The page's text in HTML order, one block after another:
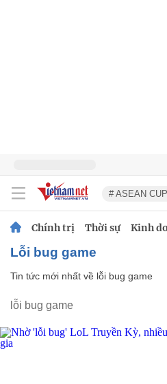
# ASEAN
Chính trị Thời sự Kinh
lỗi bug game
Tin tức mới nhất về lỗi bug game
lỗi bug game